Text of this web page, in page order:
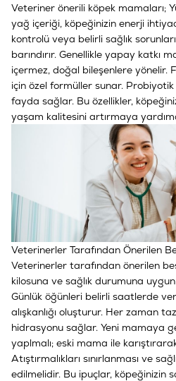
Veteriner önerili köpek mamaları;
yağ içeriği, köpeğinizin enerji
kontrolü veya belirli sağlık
barındırır. Genellikle yapay katkı
içermez, doğal bileşenlere yönelir.
için özel formüller sunar.
fayda sağlar. Bu özellikler,
yaşam kalitesini artırmaya
Veterinerler Tarafından Önerilen
Veterinerler tarafından önerilen
kilosuna ve sağlık durumuna
Günlük öğünleri belirli saatlerde
alışkanlığı oluşturur. Her zaman
hidrasyonu sağlar. Yeni mamaya
yaplmalı; eski mama ile
Atıştırmalıkları sınırlanması ve
edilmelidir. Bu ipuçlar, köpeğinizin